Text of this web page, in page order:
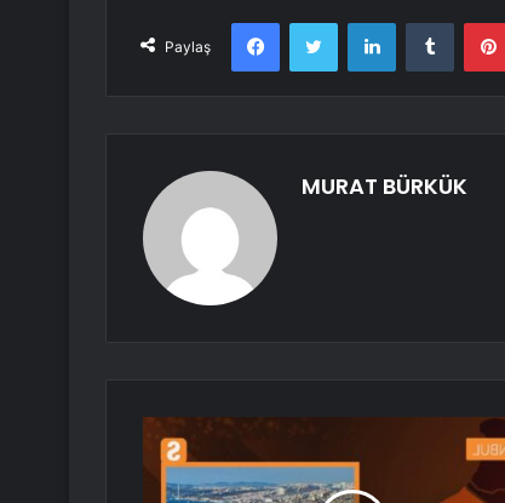
Paylaş
FacebookTwitter LinkedInTumblr
MURAT BÜRKÜK